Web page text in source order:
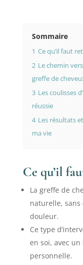
Sommaire
1 Ce qu’il faut
2 Le chemin
greffe de
3 Les coulisses
réussie
4 Les résultats
ma vie
Ce qu’il
La greffe de
naturelle, sans
douleur.
Ce type
en soi, avec
personnelle.